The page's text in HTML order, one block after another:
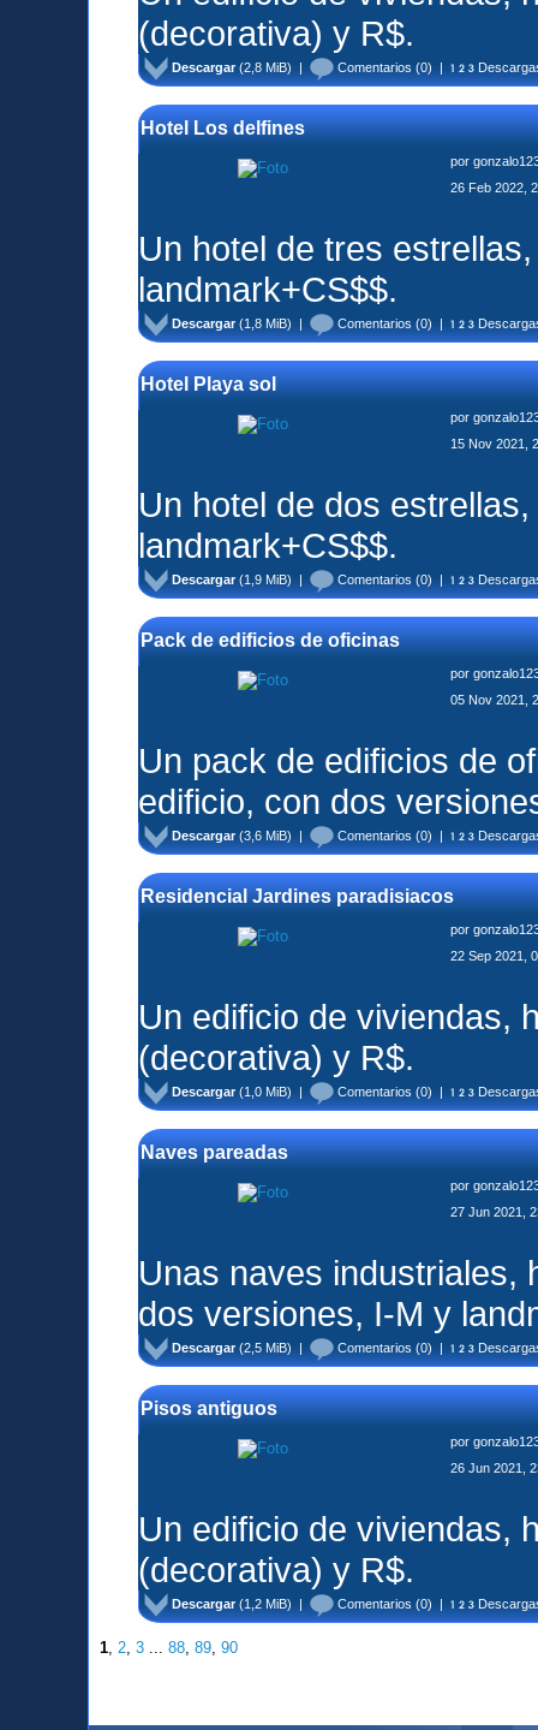
(decorativa) y R$.
Descargar(2,8 MiB) | Comentarios (0) |
Hotel Los delfines
por
26 Feb 2022,
Un hotel de tres
landmark+CS$$.
Descargar(1,8 MiB) | Comentarios (0) |
Hotel Playa sol
por
15 Nov 2021,
Un hotel de dos
landmark+CS$$.
Descargar(1,9 MiB) | Comentarios (0) |
Pack de edificios de oficinas
por
05 Nov 2021,
Un pack de edificios de
edificio, con dos
Descargar(3,6 MiB) | Comentarios (0) |
Residencial Jardines paradisiacos
por
22 Sep 2021,
Un edificio de viviendas,
(decorativa) y R$.
Descargar(1,0 MiB) | Comentarios (0) |
Naves pareadas
por
27 Jun 2021,
Unas naves industriales,
dos versiones, I-M y
Descargar(2,5 MiB) | Comentarios (0) |
Pisos antiguos
por
26 Jun 2021,
Un edificio de viviendas,
(decorativa) y R$.
Descargar(1,2 MiB) | Comentarios (0) |
1,2,3 ...88,89,90